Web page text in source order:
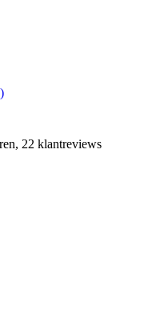
22 klantreviews